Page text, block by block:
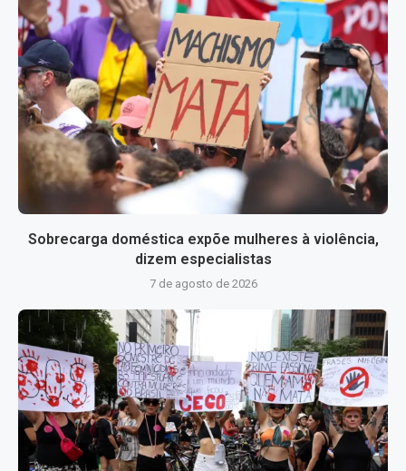
Sobrecarga doméstica expõe mulheres à violência,
dizem especialistas
7 de agosto de 2026